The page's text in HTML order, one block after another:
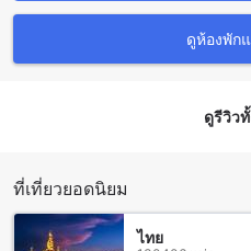
วิธีการเดินทางจากสนามบินใกล้
โรงแรมมรกตตั้งอยู่ในเมืองชุมพ
ด้วยรถแท็กซี่หรือรถรับส่งได้ โดย
สนามบินหาดใหญ่ สามารถใช้บริ
ดูห้องพัก
ดูรีวิว
ที่เที่ยวยอดนิยม
ไทย